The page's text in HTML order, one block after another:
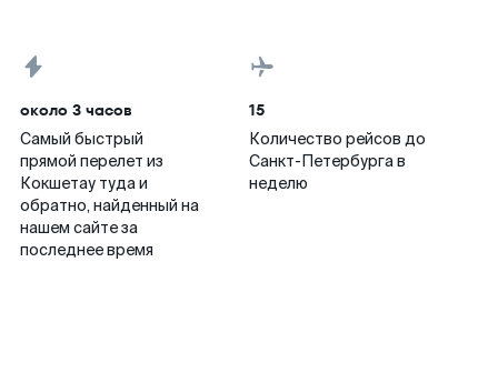
около 3 часов
Самый быстрый
прямой перелет из
Кокшетау туда и
обратно, найденный на
нашем сайте за
последнее время
15
Количество рейсов до
Санкт-Петербурга в
неделю